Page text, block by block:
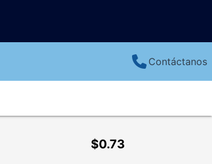
Contáctanos
$0.73